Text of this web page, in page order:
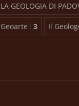
LA GEOLOGIA DI
Geoarte 3 Il